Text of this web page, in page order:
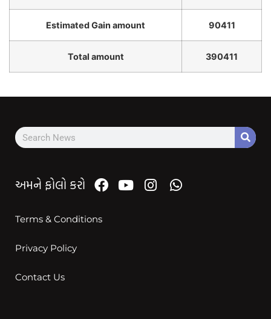
Estimated Gain amount 90411
Total amount 390411
અમને ફોલો કરો
Terms & Conditions
Privacy Policy
Contact Us